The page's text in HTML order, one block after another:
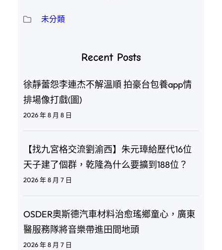
未分類
Recent Posts
徐靜蕾怨李連杰不解溫順 拍豪台包養app情
排場像打戲(圖)
2026 年 8 月 8 日
【找九宮格交流劉渝西】朱元璋給歷代16位
天子建了個群，乾隆為什么要擴到188位？
2026 年 8 月 7 日
OSDER奧斯德汽車材料治愈瑤鄉童心，廣東
醫服務隊將音樂帶進田間地頭
2026 年 8 月 7 日